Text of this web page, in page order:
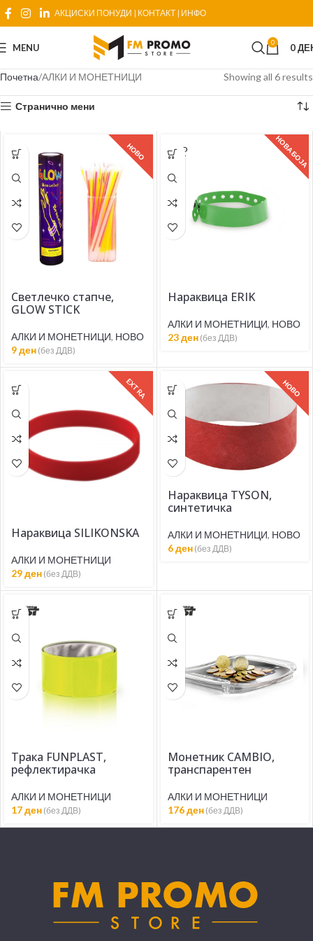
АКЦИСКИ ПОНУДИ | КОНТАКТ| ИНФО
MENU 0 0
Почетна АЛКИ И МОНЕТНИЦИ Showing all 6 results
Странично мени
НОВО
Светлечко стапче,
GLOW STICK
АЛКИ И МОНЕТНИЦИ, НОВО
9ден (без ДДВ)
SOLD
OUT
НОВА БОЈА
Нараквица ERIK
АЛКИ И МОНЕТНИЦИ, НОВО
23ден(без ДДВ)
EXTRA
Нараквица SILIKONSKA
АЛКИ И МОНЕТНИЦИ
29ден (без ДДВ)
НОВО
Нараквица TYSON,
синтетичка
АЛКИ И МОНЕТНИЦИ, НОВО
6ден(без ДДВ)
Трака FUNPLAST,
рефлектирачка
АЛКИ И МОНЕТНИЦИ
17ден (без ДДВ)
Монетник CAMBIO,
транспарентен
АЛКИ И МОНЕТНИЦИ
176ден(без ДДВ)